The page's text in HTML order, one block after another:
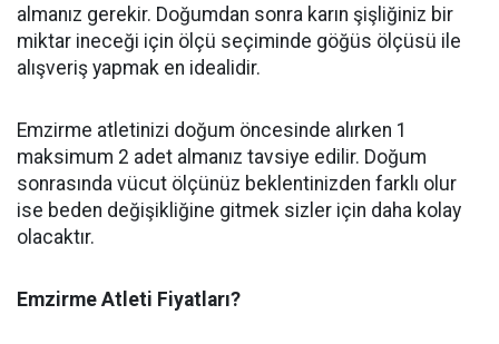
almanız gerekir. Doğumdan sonra karın şişliğiniz bir
miktar ineceği için ölçü seçiminde göğüs ölçüsü ile
alışveriş yapmak en idealidir.
Emzirme atletinizi doğum öncesinde alırken 1
maksimum 2 adet almanız tavsiye edilir. Doğum
sonrasında vücut ölçünüz beklentinizden farklı olur
ise beden değişikliğine gitmek sizler için daha kolay
olacaktır.
Emzirme Atleti Fiyatları?